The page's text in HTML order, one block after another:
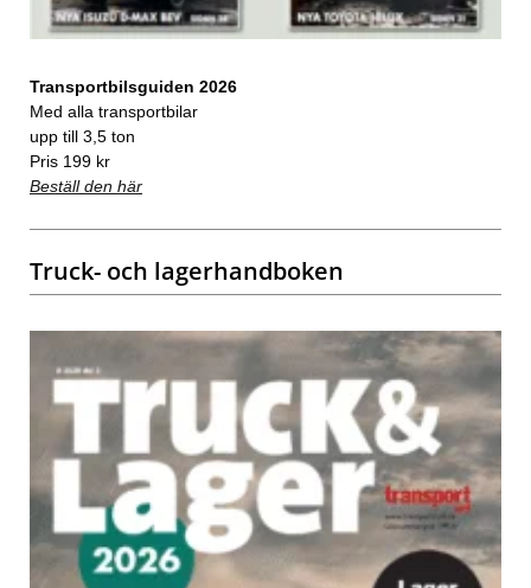
Transportbilsguiden 2026
Med alla transportbilar
upp till 3,5 ton
Pris 199 kr
Beställ den här
Truck- och lagerhandboken